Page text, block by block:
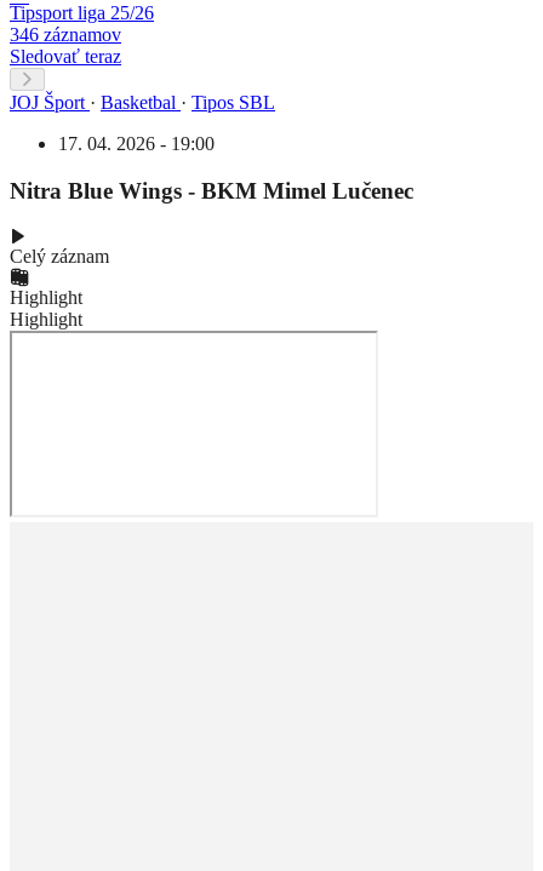
Tipsport liga 25/26
346 záznamov
Sledovať teraz
JOJ Šport · Basketbal · Tipos SBL
17. 04. 2026 - 19:00
Nitra Blue Wings - BKM Mimel Lučenec
Celý záznam
Highlight
Highlight